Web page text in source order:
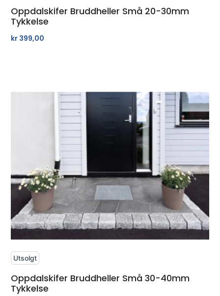
Oppdalskifer Bruddheller Små 20-30mm
Tykkelse
kr 399,00
Oppdalskifer Bruddheller Små 30-40mm
Tykkelse
Utsolgt